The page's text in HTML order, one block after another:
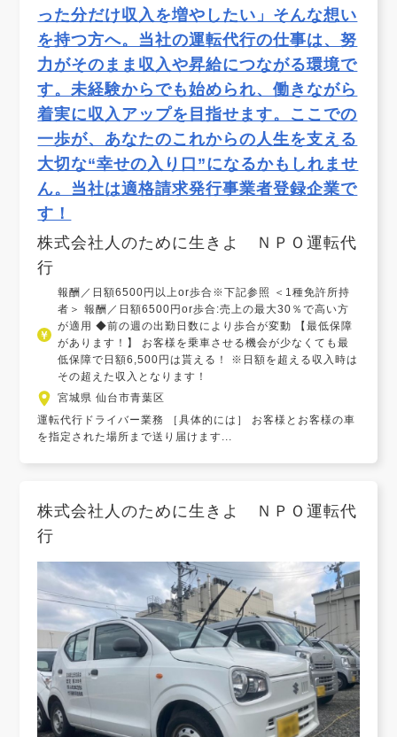
った分だけ収入を増やしたい」そんな想い
を持つ方へ。当社の運転代行の仕事は、努
力がそのまま収入や昇給につながる環境で
す。未経験からでも始められ、働きながら
着実に収入アップを目指せます。ここでの
一歩が、あなたのこれからの人生を支える
大切な“幸せの入り口”になるかもしれませ
ん。当社は適格請求発行事業者登録企業で
す！
株式会社人のために生きよ ＮＰＯ運転代
行
報酬／日額6500円以上or歩合※下記参照 ＜1種免許所持
者＞ 報酬／日額6500円or歩合:売上の最大30％で高い方
が適用 ◆前の週の出勤日数により歩合が変動 【最低保障
があります！】 お客様を乗車させる機会が少なくても最
低保障で日額6,500円は貰える！ ※日額を超える収入時は
その超えた収入となります！
宮城県 仙台市青葉区
運転代行ドライバー業務 ［具体的には］ お客様とお客様の車
を指定された場所まで送り届けます...
株式会社人のために生きよ ＮＰＯ運転代
行